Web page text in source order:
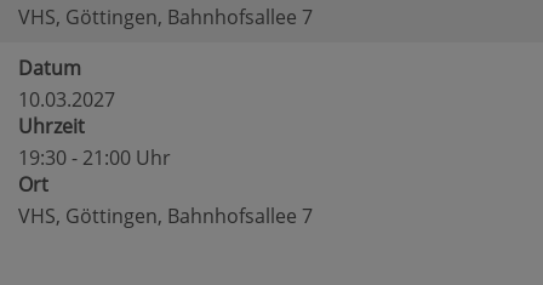
VHS, Göttingen, Bahnhofsallee 7
Datum
10.03.2027
Uhrzeit
19:30 - 21:00 Uhr
Ort
VHS, Göttingen, Bahnhofsallee 7